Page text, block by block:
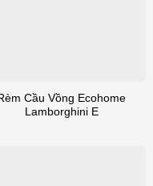
Cầu Vồng Ecohome
Lamborghini E